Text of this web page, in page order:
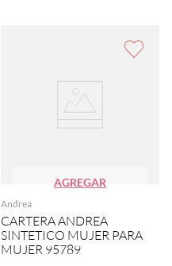
AGREGAR
Andrea
CARTERA ANDREA
SINTETICO MUJER PARA
MUJER 95789